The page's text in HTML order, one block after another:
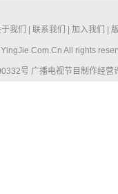
我们 联系我们 加入我们
All rights
号 广播电视节目制作经